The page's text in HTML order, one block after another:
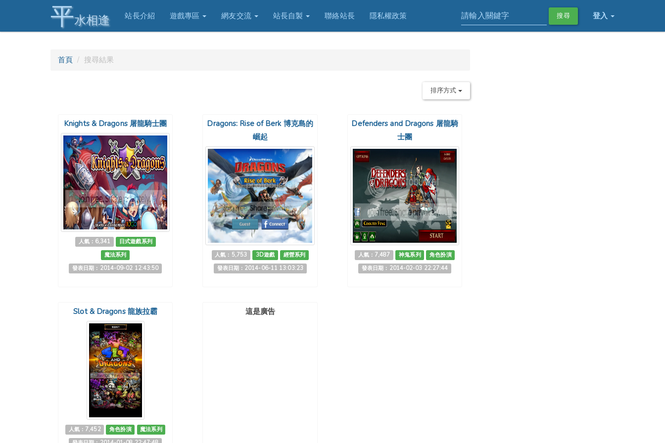
平水相逢 站長介紹 遊戲專區 網友交流 站長自製 聯絡站長 隱私權政策 登入
搜尋
首頁 搜尋結果
排序方式
Knights & Dragons 屠龍騎士團
人氣：6,341
日式遊戲系列
魔法系列
發表日期：2014-09-02 12:43:50
Dragons: Rise of Berk 博克島的
崛起
人氣：5,753 3D遊戲
經營系列
發表日期：2014-06-11 13:03:23
Defenders and Dragons 屠龍騎
士團
人氣：7,487 神鬼系列
角色扮演
發表日期：2014-02-03 22:27:44
Slot & Dragons 龍族拉霸
人氣：7,452 角色扮演
魔法系列
這是廣告